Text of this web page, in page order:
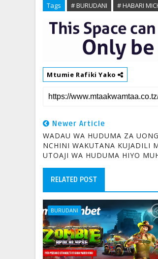
Tags # BURUDANI # HABARI
Mtumie Rafiki Yako
Newer Article
WADAU WA HUDUMA ZA
NCHINI WAKUTANA KUJADILI
UTOAJI WA HUDUMA HIYO
RELATED POST
BURUDANI